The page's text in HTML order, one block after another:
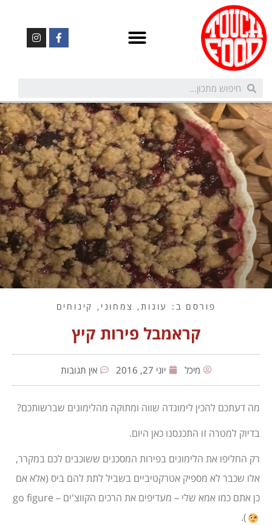
פורסם ב: עוגות, צמחוני , קינוחים
קראמבל פירות קיץ
מיכל יוני 27, 2016 אין תגובות
מה דעתכם להכין לימונדה שווה ומתוקה מהלימונים שברשותכם?
בדיוק למטרה זו התכנסנו כאן היום.
רק החליפו את הלימונים בפירות המסכנים ששוכבים לכם במקרר,
אלו שכבר לא מספיק אטרקטיביים בשביל לתת להם ביס (אלא אם
כן אתם כמו אמא שלי – מעדיפים את הרכים הקווצ'ים – go figure
).